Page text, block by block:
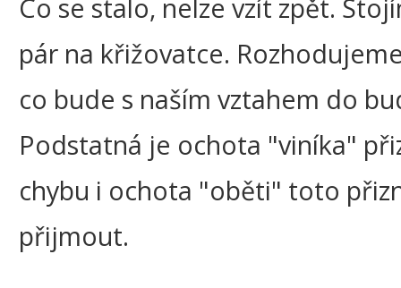
Co se stalo, nelze vzít zpět.
pár na křižovatce.
co bude s naším vztahem do
Podstatná je ochota "viníka"
chybu i ochota "oběti" toto
přijmout.